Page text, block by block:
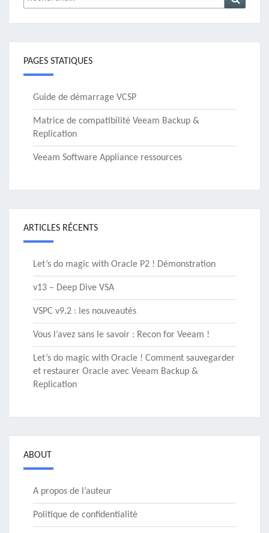
PAGES STATIQUES
Guide de démarrage VCSP
Matrice de compatibilité Veeam Backup &
Replication
Veeam Software Appliance ressources
ARTICLES RÉCENTS
Let’s do magic with Oracle P2 ! Démonstration
v13 – Deep Dive VSA
VSPC v9.2 : les nouveautés
Vous l’avez sans le savoir : Recon for Veeam !
Let’s do magic with Oracle ! Comment sauvegarder
et restaurer Oracle avec Veeam Backup &
Replication
ABOUT
A propos de l’auteur
Politique de confidentialité